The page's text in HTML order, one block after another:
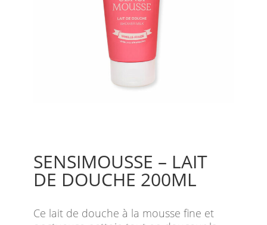
SENSIMOUSSE – LAIT
DE DOUCHE 200ML
Ce lait de douche à la mousse fine et